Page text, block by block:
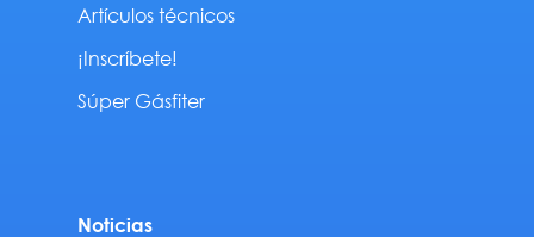
Artículos técnicos
¡Inscríbete!
Súper Gásfiter
Noticias